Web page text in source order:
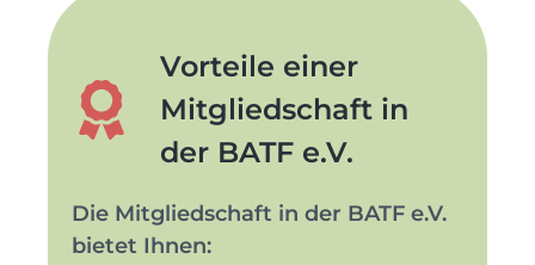
Vorteile einer
Mitgliedschaft in
der BATF e.V.
Die Mitgliedschaft in der BATF e.V.
bietet Ihnen: